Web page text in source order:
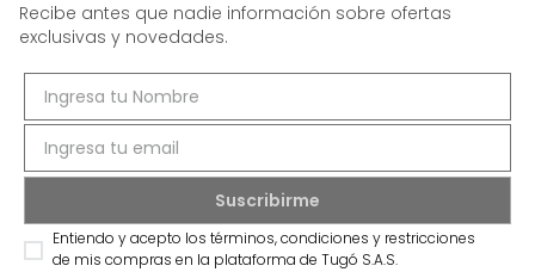
Recibe antes que nadie información sobre ofertas
exclusivas y novedades.
Entiendo y acepto los términos, condiciones y restricciones
de mis compras en la plataforma de Tugó S.A.S.